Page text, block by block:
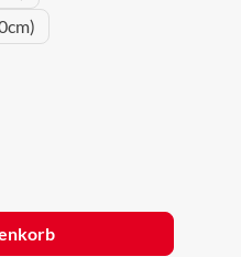
den gewünschten